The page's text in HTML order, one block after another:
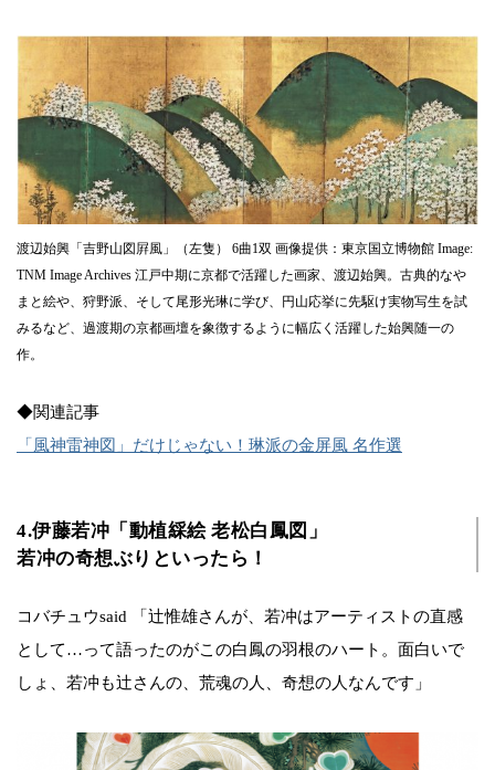
渡辺始興「吉野山図屛風」（左隻） 6曲1双 画像提供：東京国立博物館 Image:
TNM Image Archives 江戸中期に京都で活躍した画家、渡辺始興。古典的なや
まと絵や、狩野派、そして尾形光琳に学び、円山応挙に先駆け実物写生を試
みるなど、過渡期の京都画壇を象徴するように幅広く活躍した始興随一の
作。
◆関連記事
「風神雷神図」だけじゃない！琳派の金屏風 名作選
4.伊藤若冲「動植綵絵 老松白鳳図」
若冲の奇想ぶりといったら！
コバチュウsaid 「辻惟雄さんが、若冲はアーティストの直感
として…って語ったのがこの白鳳の羽根のハート。面白いで
しょ、若冲も辻さんの、荒魂の人、奇想の人なんです」